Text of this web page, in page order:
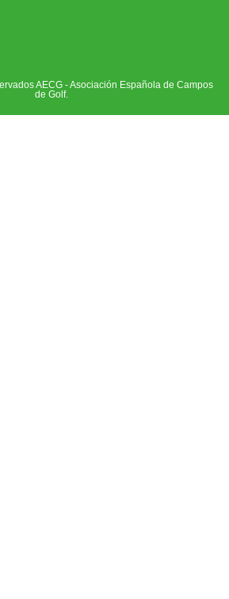
AECG - Asociación Española de Campos
de Golf.